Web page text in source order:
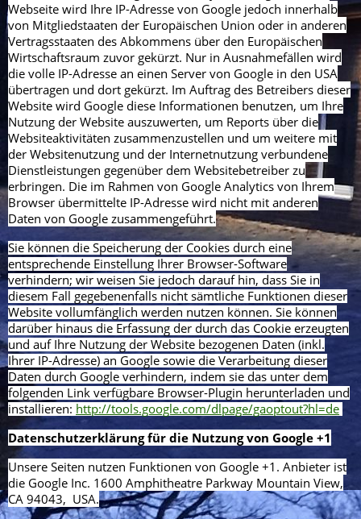
Webseite wird Ihre IP-Adresse von Google jedoch innerhalb
von Mitgliedstaaten der Europäischen Union oder in anderen
Vertragsstaaten des Abkommens über den Europäischen
Wirtschaftsraum zuvor gekürzt. Nur in Ausnahmefällen wird
die volle IP-Adresse an einen Server von Google in den USA
übertragen und dort gekürzt. Im Auftrag des Betreibers dieser
Website wird Google diese Informationen benutzen, um Ihre
Nutzung der Website auszuwerten, um Reports über die
Websiteaktivitäten zusammenzustellen und um weitere mit
der Websitenutzung und der Internetnutzung verbundene
Dienstleistungen gegenüber dem Websitebetreiber zu
erbringen. Die im Rahmen von Google Analytics von Ihrem
Browser übermittelte IP-Adresse wird nicht mit anderen
Daten von Google zusammengeführt.
Sie können die Speicherung der Cookies durch eine
entsprechende Einstellung Ihrer Browser-Software
verhindern; wir weisen Sie jedoch darauf hin, dass Sie in
diesem Fall gegebenenfalls nicht sämtliche Funktionen dieser
Website vollumfänglich werden nutzen können. Sie können
darüber hinaus die Erfassung der durch das Cookie erzeugten
und auf Ihre Nutzung der Website bezogenen Daten (inkl.
Ihrer IP-Adresse) an Google sowie die Verarbeitung dieser
Daten durch Google verhindern, indem sie das unter dem
folgenden Link verfügbare Browser-Plugin herunterladen und
installieren: http://tools.google.com/dlpage/gaoptout?hl=de
Datenschutzerklärung für die Nutzung von Google +1
Unsere Seiten nutzen Funktionen von Google +1. Anbieter ist
die Google Inc. 1600 Amphitheatre Parkway Mountain View,
CA 94043, USA.